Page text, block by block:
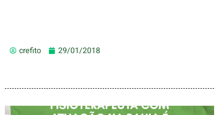
crefito 29/01/2018